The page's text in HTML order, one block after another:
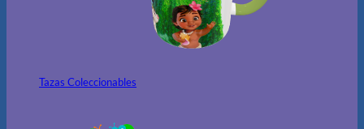
Tazas Coleccionables